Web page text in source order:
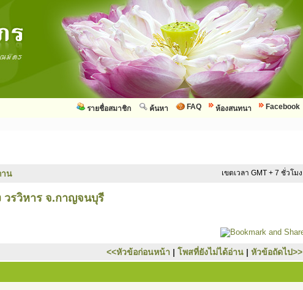
Facebook
ห้องสนทนา
FAQ
ค้นหา
รายชื่อสมาชิก
น เขตเวลา GMT + 7 ชั่วโมง
วรวิหาร จ.กาญจนบุรี
<<หัวข้อก่อนหน้า | โพสที่ยังไม่ได้อ่าน | หัวข้อถัดไป>>